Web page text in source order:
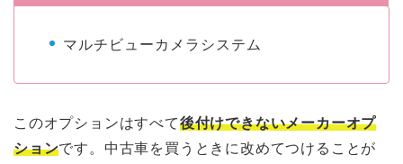
マルチビューカメラシステム
このオプションはすべて後付けできないメーカーオプ
ションです。中古車を買うときに改めてつけることが